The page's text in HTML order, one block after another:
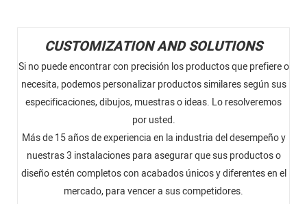
CUSTOMIZATION AND SOLUTIONS
Si no puede encontrar con precisión los productos que prefiere o
necesita, podemos personalizar productos similares según sus
especificaciones, dibujos, muestras o ideas. Lo resolveremos
por usted.
Más de 15 años de experiencia en la industria del desempeño y
nuestras 3 instalaciones para asegurar que sus productos o
diseño estén completos con acabados únicos y diferentes en el
mercado, para vencer a sus competidores.